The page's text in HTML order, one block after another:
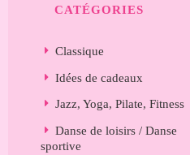
CATÉGORIES
Classique
Idées de cadeaux
Jazz, Yoga, Pilate, Fitness
Danse de loisirs / Danse
sportive